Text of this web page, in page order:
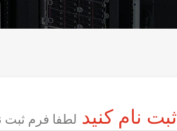
ثبت نام کنید لطفا فرم ثبت